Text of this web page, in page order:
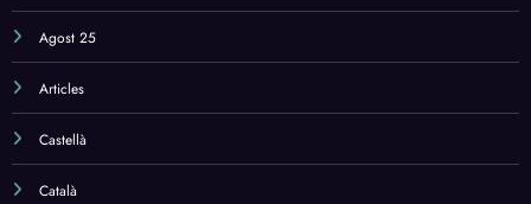
Agost 25
Articles
Castellà
Català